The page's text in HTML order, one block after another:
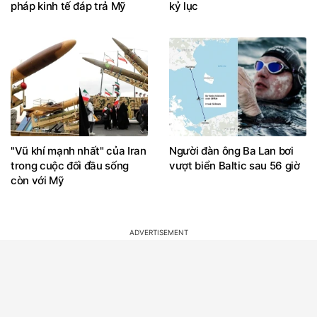
pháp kinh tế đáp trả Mỹ kỷ lục
"Vũ khí mạnh nhất" của Iran
trong cuộc đối đầu sống
còn với Mỹ
Người đàn ông Ba Lan bơi
vượt biển Baltic sau 56 giờ